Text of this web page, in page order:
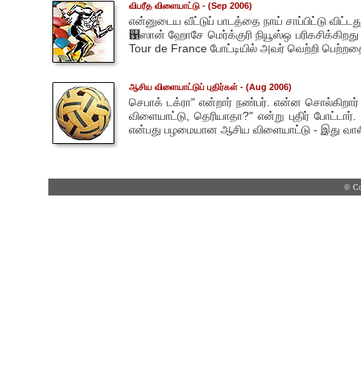
விபரீத விளையாட்டு - (Sep 2006)
என்னுடைய வீட்டுப் பாடத்தை நாய் சாப்பிட்டு
஑ஸான் ஹோசே மெர்க்குரி நியூஸ்ஒ
Tour de France போட்டியில் அவர் வெற்றி
ஆசிய விளையாட்டுப் புதிர்கள் - (Aug 2006)
செபாக் டக்ரா" என்றார் நண்பர். என்ன சொல்கிறார்
விளையாட்டு, தெரியாதா?" என்று புதிர்
என்பது பழமையான ஆசிய விளையாட்டு - இது
©